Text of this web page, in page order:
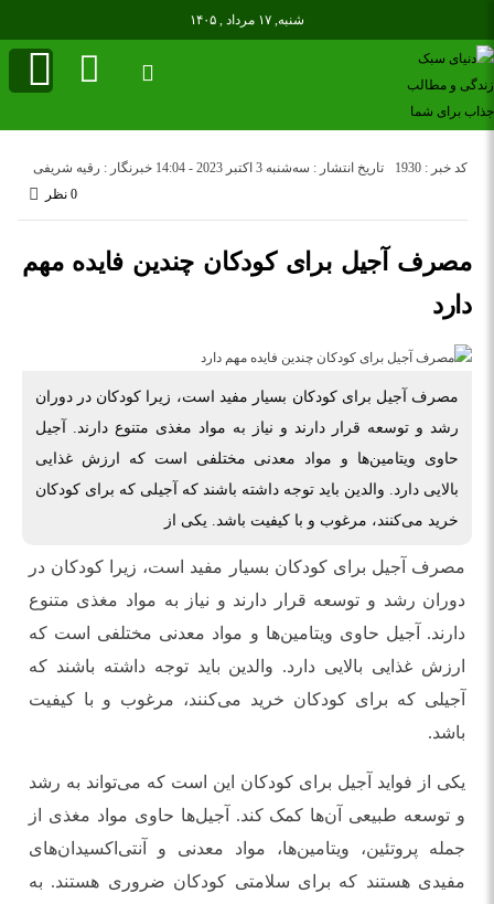
شنبه, ۱۷ مرداد , ۱۴۰۵
تاریخ انتشار : سه‌شنبه 3 اکتبر 2023 - 14:04 خبرنگار : رقیه شریفی
کد خبر : 1930
0 نظر
مصرف آجیل برای کودکان چندین فایده مهم
دارد
مصرف آجیل برای کودکان بسیار مفید است، زیرا کودکان در دوران
رشد و توسعه قرار دارند و نیاز به مواد مغذی متنوع دارند. آجیل
حاوی ویتامین‌ها و مواد معدنی مختلفی است که ارزش غذایی
بالایی دارد. والدین باید توجه داشته باشند که آجیلی که برای کودکان
خرید می‌کنند، مرغوب و با کیفیت باشد. یکی از
مصرف آجیل برای کودکان بسیار مفید است، زیرا کودکان در
دوران رشد و توسعه قرار دارند و نیاز به مواد مغذی متنوع
دارند. آجیل حاوی ویتامین‌ها و مواد معدنی مختلفی است که
ارزش غذایی بالایی دارد. والدین باید توجه داشته باشند که
آجیلی که برای کودکان خرید می‌کنند، مرغوب و با کیفیت
باشد.
یکی از فواید آجیل برای کودکان این است که می‌تواند به رشد
و توسعه طبیعی آن‌ها کمک کند. آجیل‌ها حاوی مواد مغذی از
جمله پروتئین، ویتامین‌ها، مواد معدنی و آنتی‌اکسیدان‌های
مفیدی هستند که برای سلامتی کودکان ضروری هستند. به